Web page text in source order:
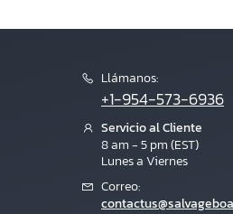
Llámanos:
+1-954-573-6936
Servicio al Cliente
8 am - 5 pm (EST)
Lunes a Viernes
Correo: